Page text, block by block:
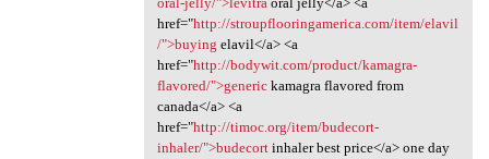
href="http://stroupflooringamerica.com/item/elavil
/">buying elavil</a> <a
href="http://bodywit.com/product/kamagra-
flavored/">generickamagra flavored from
canada</a> <a
href="http://timoc.org/item/budecort-
inhaler/">budecortinhaler best price</a> one day